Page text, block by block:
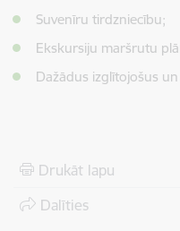
Suvenīru tirdzniecību;
Ekskursiju maršrutu
Dažādus izglītojošus
Drukāt lapu
Dalīties